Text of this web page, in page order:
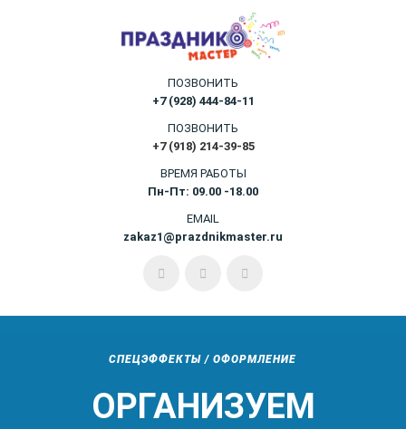
ПОЗВОНИТЬ
+7 (928) 444-84-11
ПОЗВОНИТЬ
+7 (918) 214-39-85
ВРЕМЯ РАБОТЫ
Пн-Пт: 09.00 -18.00
EMAIL
zakaz1@prazdnikmaster.ru
СПЕЦЭФФЕКТЫ / ОФОРМЛЕНИЕ
ОРГАНИЗУЕМ